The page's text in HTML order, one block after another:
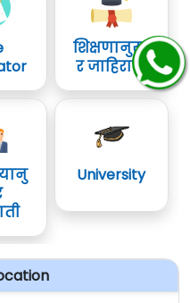
शिक्षणानुसा
र जाहिराती
University